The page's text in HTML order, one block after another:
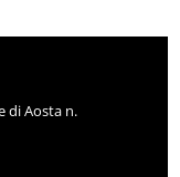
di Aosta n.